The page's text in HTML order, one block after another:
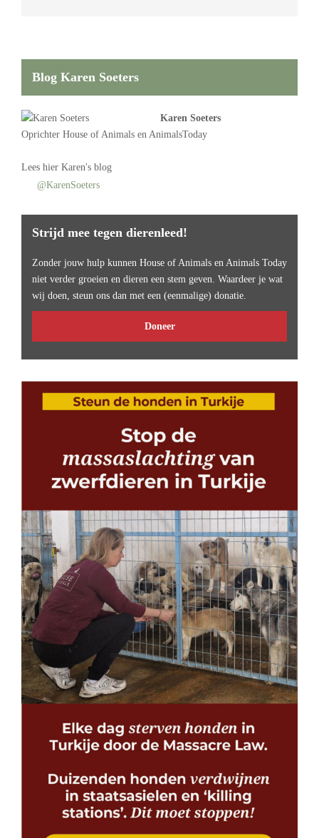
Blog Karen Soeters
Karen Soeters
Oprichter House of Animals en AnimalsToday
Lees hier Karen's blog
@KarenSoeters
Strijd mee tegen dierenleed!
Zonder jouw hulp kunnen House of Animals en Animals Today
niet verder groeien en dieren een stem geven. Waardeer je wat
wij doen, steun ons dan met een (eenmalige) donatie.
Doneer